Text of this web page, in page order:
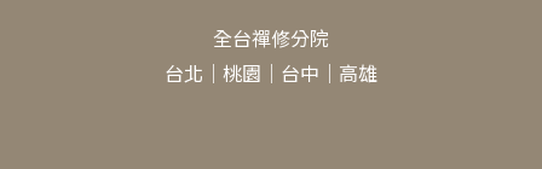
全台禪修分院
台北 ｜ 桃園 ｜ 台中 ｜ 高雄